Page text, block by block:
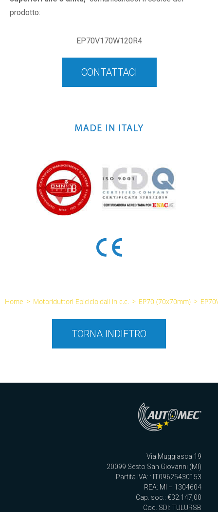
prodotto:
EP70V170W120R4
CONTATTACI
Home > Motoriduttori Epicicloidali in c.c. > EP70 (70x70mm) >
TORNA INDIETRO
Via Muggiasca 19
20099 Sesto San Giovanni (MI)
Partita IVA: : IT09625430153
REA: MI – 1304604
Cap. soc.: €32.147,00
Cod. SDI: TULURSB